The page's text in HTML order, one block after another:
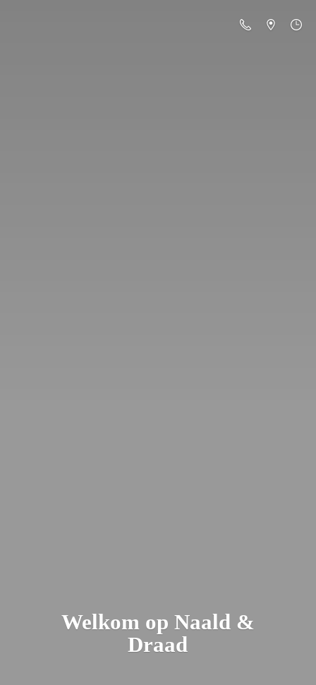
Welkom op Naald &
Draad